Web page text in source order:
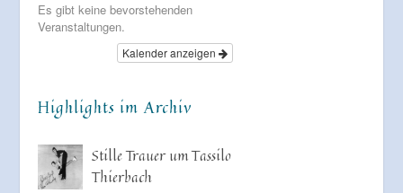
Es gibt keine bevorstehenden
Veranstaltungen.
Kalender anzeigen
Highlights im Archiv
Stille Trauer um Tassilo
Thierbach